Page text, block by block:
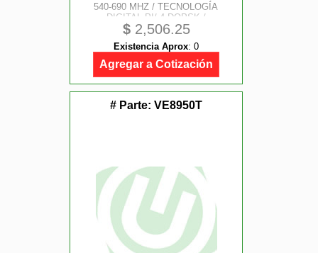
540-690 MHZ / TECNOLOGÍA
DIGITAL PI/ 4-DQPSK /
TRANSMISIÓN ESTABLE
ANTINTERFERENCIAS /
AUTONOMÍA 10 HORAS / DISPLAY
OLED / POTENCIA AJUSTABLE
HASTA 10 DBM
$2,506.25
Existencia Aprox: 0
Agregar a Cotización
# Parte: VE8950T